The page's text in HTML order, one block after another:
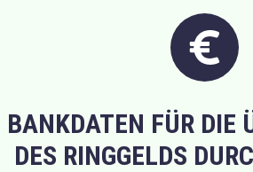
BANKDATEN FÜR DIE
DES RINGGELDS